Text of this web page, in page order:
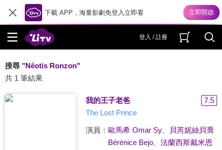
下載 APP，海量影劇免登入立即看
登入 / 註冊
搜尋 "Néotis Ronzon"
共 1 筆結果
我的王子老爸
7.5
The Lost Prince
演員： 歐馬希 Omar Sy、
貝芮妮絲貝喬
Bérénice Bejo、 法蘭西斯戴米恩